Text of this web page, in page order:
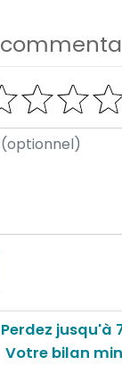
Perdez jusqu'à
Votre bilan